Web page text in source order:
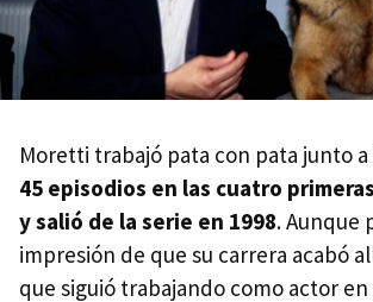
Moretti trabajó pata con pata junto a
45 episodios en las cuatro
y salió de la serie en 1998. Aunque
impresión de que su carrera acabó
que siguió trabajando como actor